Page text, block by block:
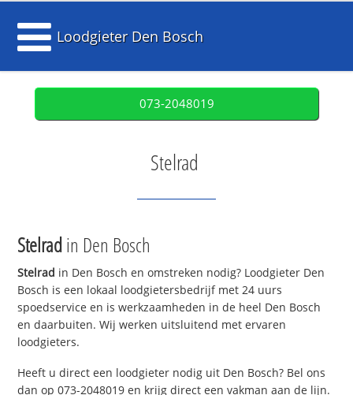
Loodgieter Den Bosch
073-2048019
Stelrad
Stelradin Den Bosch
Stelrad in Den Bosch en omstreken nodig? Loodgieter Den
Bosch is een lokaal loodgietersbedrijf met 24 uurs
spoedservice en is werkzaamheden in de heel Den Bosch
en daarbuiten. Wij werken uitsluitend met ervaren
loodgieters.
Heeft u direct een loodgieter nodig uit Den Bosch? Bel ons
dan op 073-2048019 en krijg direct een vakman aan de lijn.